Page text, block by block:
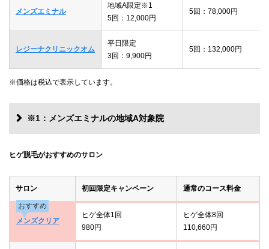
メンズエミナル
地域A限定※1
5回：12,000円
5回：78,000円
レジーナクリニックオム
平日限定
3回：9,900円
5回：132,000円
※価格は税込で表示しています。
※1：メンズエミナルの地域A対象院
ヒゲ脱毛がおすすめのサロン
サロン 初回限定キャンペーン 通常のコース料金
おすすめ
メンズクリア
ヒゲ全体1回
980円
ヒゲ全体8回
110,660円